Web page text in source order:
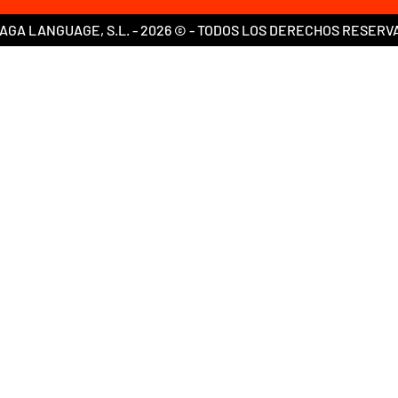
LANGUAGE, S.L. - 2026 © - TODOS LOS DERECHOS